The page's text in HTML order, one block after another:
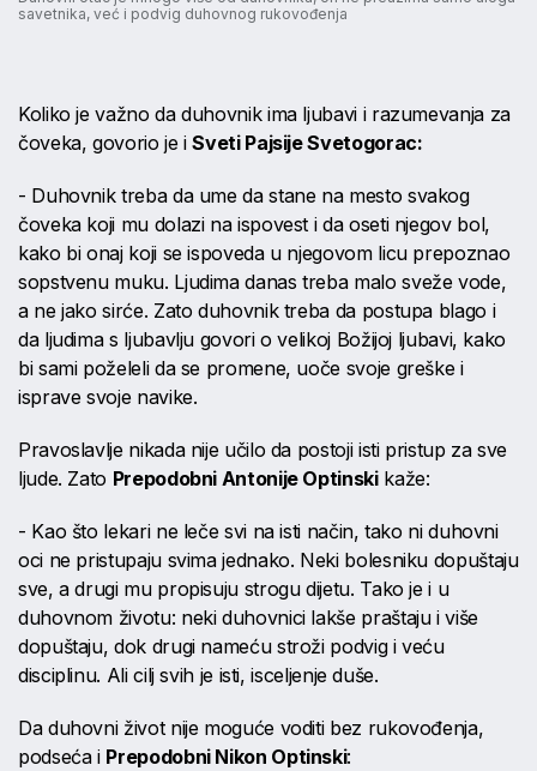
savetnika, već i podvig duhovnog rukovođenja
Koliko je važno da duhovnik ima ljubavi i razumevanja za
čoveka, govorio je iSveti Pajsije Svetogorac:
- Duhovnik treba da ume da stane na mesto svakog
čoveka koji mu dolazi na ispovest i da oseti njegov bol,
kako bi onaj koji se ispoveda u njegovom licu prepoznao
sopstvenu muku. Ljudima danas treba malo sveže vode,
a ne jako sirće. Zato duhovnik treba da postupa blago i
da ljudima s ljubavlju govori o velikoj Božijoj ljubavi, kako
bi sami poželeli da se promene, uoče svoje greške i
isprave svoje navike.
Pravoslavlje nikada nije učilo da postoji isti pristup za sve
ljude. Zato Prepodobni Antonije Optinskikaže:
- Kao što lekari ne leče svi na isti način, tako ni duhovni
oci ne pristupaju svima jednako. Neki bolesniku dopuštaju
sve, a drugi mu propisuju strogu dijetu. Tako je i u
duhovnom životu: neki duhovnici lakše praštaju i više
dopuštaju, dok drugi nameću stroži podvig i veću
disciplinu. Ali cilj svih je isti, isceljenje duše.
Da duhovni život nije moguće voditi bez rukovođenja,
podseća i Prepodobni Nikon Optinski: